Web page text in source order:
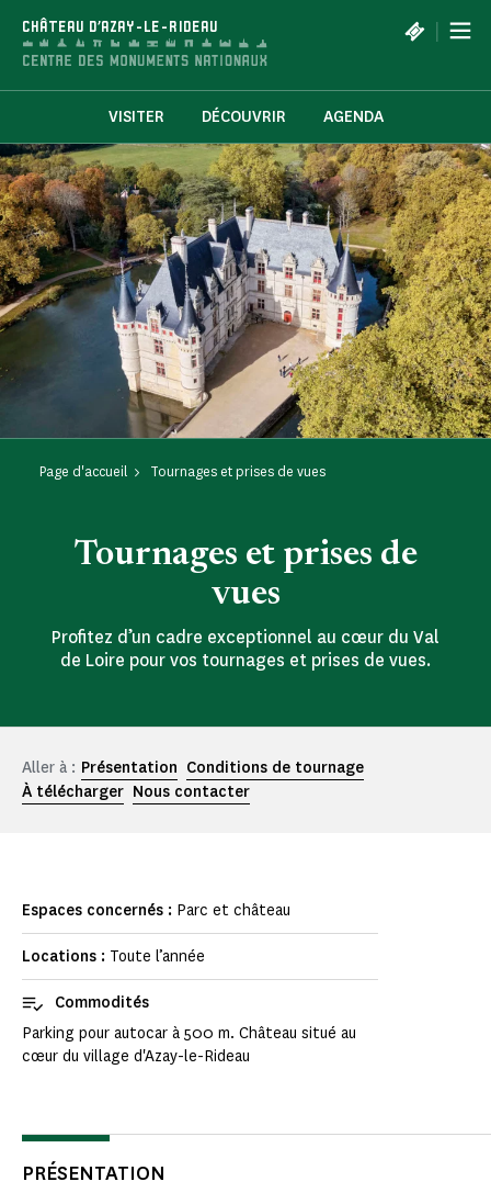
CHÂTEAU D'AZAY-LE-RIDEAU |
VISITER DÉCOUVRIR AGENDA
Page d'accueil Tournages et prises de vues
Tournages et prises de
vues
Profitez d’un cadre exceptionnel au cœur du Val
de Loire pour vos tournages et prises de vues.
Aller à : Présentation Conditions de tournage
À télécharger Nous contacter
Espaces concernés : Parc et château
Locations : Toute l’année
Commodités
Parking pour autocar à 500 m. Château situé au
cœur du village d'Azay-le-Rideau
PRÉSENTATION